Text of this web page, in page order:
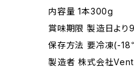
内容量 1本300g
賞味期限 製造日より
保存方法 要冷凍(-
製造者 株式会社